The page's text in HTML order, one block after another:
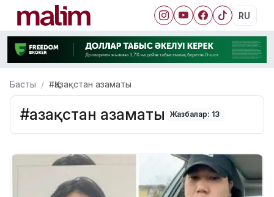
RU
Басты #Қазақстан азаматы
#Қазақстан азаматы Жазбалар: 13